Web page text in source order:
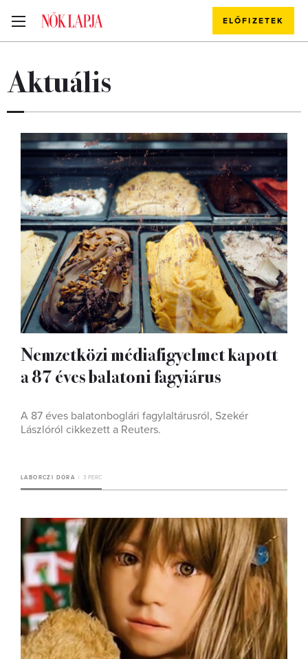
ELŐFIZETEK
Aktuális
Nemzetközi médiafigyelmet kapott
a 87 éves balatoni fagyiárus
A 87 éves balatonboglári fagylaltárusról, Szekér
Lászlóról cikkezett a Reuters.
LABORCZI DÓRA 3 PERC